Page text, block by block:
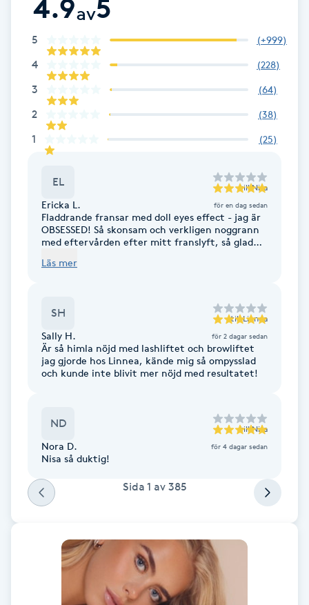
Hårbottenbehandling
Hårförlängning
Hårvård
Hälsprickor
Idrottsmassage
IPL hårborttagning
IR-massage
Katun fransar
Kemisk peeling
4.9av5
5 (+999)
4 (228)
3 (64)
2 (38)
1 (25)
EL till Nisa
Ericka L. för en dag sedan
Fladdrande fransar med doll eyes effect - jag är
OBSESSED! Så skonsam och verkligen noggrann
med eftervården efter mitt franslyft, så glad
Läs mer
SH till Linnea
Sally H. för 2 dagar sedan
Är så himla nöjd med lashliftet och browliftet
jag gjorde hos Linnea, kände mig så ompysslad
och kunde inte blivit mer nöjd med resultatet!
ND till Nisa
Nora D. för 4 dagar sedan
Nisa så duktig!
Sida 1 av 385